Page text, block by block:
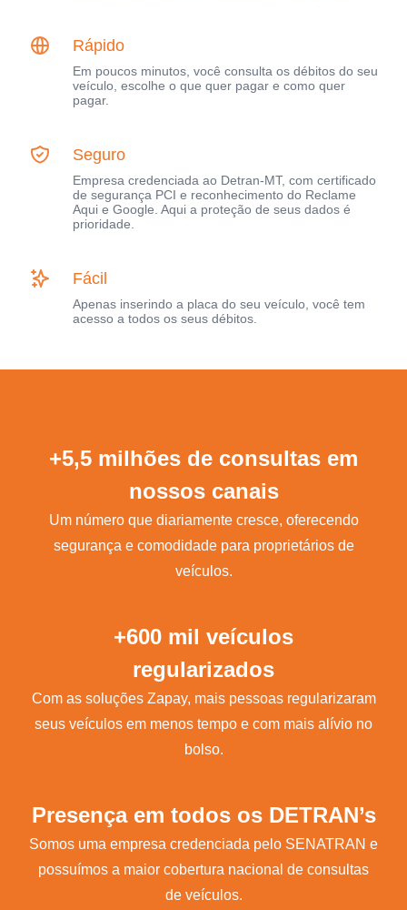
Rápido
Em poucos minutos, você consulta os débitos do seu
veículo, escolhe o que quer pagar e como quer
pagar.
Seguro
Empresa credenciada ao Detran-MT, com certificado
de segurança PCI e reconhecimento do Reclame
Aqui e Google. Aqui a proteção de seus dados é
prioridade.
Fácil
Apenas inserindo a placa do seu veículo, você tem
acesso a todos os seus débitos.
+5,5 milhões de consultas em
nossos canais
Um número que diariamente cresce, oferecendo
segurança e comodidade para proprietários de
veículos.
+600 mil veículos
regularizados
Com as soluções Zapay, mais pessoas regularizaram
seus veículos em menos tempo e com mais alívio no
bolso.
Presença em todos os DETRAN’s
Somos uma empresa credenciada pelo SENATRAN e
possuímos a maior cobertura nacional de consultas
de veículos.